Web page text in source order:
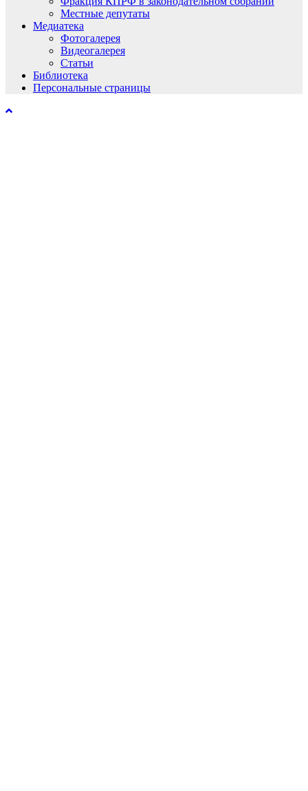
Местные депутаты
Медиатека
Фотогалерея
Видеогалерея
Статьи
Библиотека
Персональные страницы